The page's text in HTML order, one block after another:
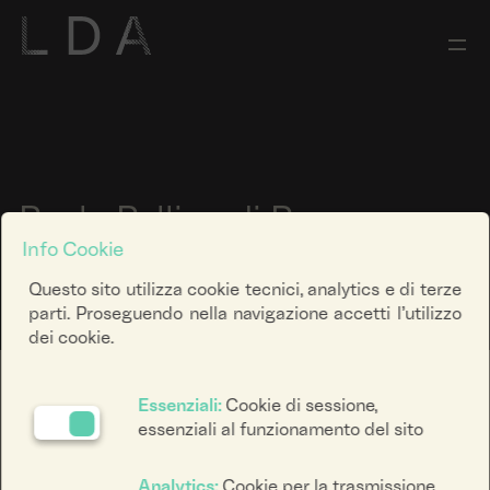
Info Cookie
Questo sito utilizza cookie tecnici, analytics e di terze
parti. Proseguendo nella navigazione accetti l’utilizzo
dei cookie.
Essenziali:Cookie di sessione,
essenziali al funzionamento del sito
Paolo Pellion di Persano
2017) è stato un celebre fotografo torinese il cui lavoro
ha significativamente contribuito a documentare il
mondo dell’arte e anche la manifestazione di Luci